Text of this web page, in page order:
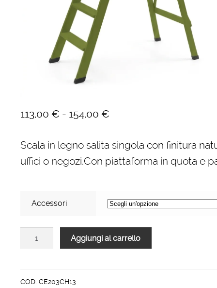
Cerniere freni per porte
Articoli per la casa
Scale per per la casa HOME
finitura H13 tinto Verde oliva
113,00 € - 154,00 €Fascia
prezzo:
da
154,00 €
Scala in legno salita singola con finitura
uffici o negozi.Con piattaforma in quota e
Accessori
casa
Aggiungi al carrello
COD: CE203CH13